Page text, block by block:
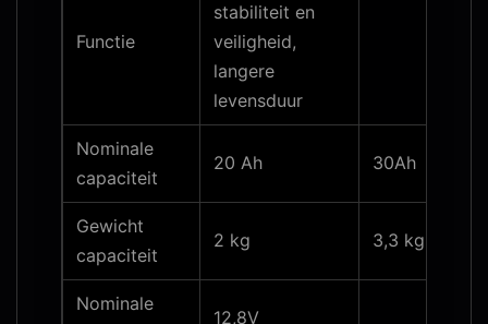
Functie
stabiliteit en
veiligheid,
langere
levensduur
Nominale
capaciteit
20 Ah 30Ah
Gewicht
capaciteit
2 kg 3,3 kg
Nominale
12,8V